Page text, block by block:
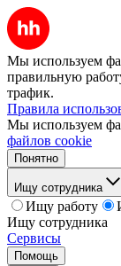
Мы используем
правильную
трафик.
Правила
Мы используем
файлов cookie
Понятно
Ищу сотрудника
Ищу работу
Ищу сотрудника
Сервисы
Помощь